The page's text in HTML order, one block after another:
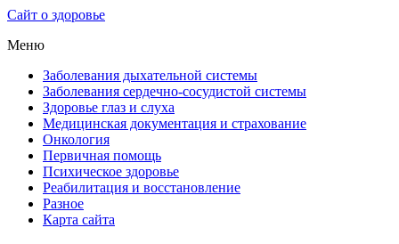
Сайт о здоровье
Меню
Заболевания дыхательной системы
Заболевания сердечно-сосудистой системы
Здоровье глаз и слуха
Медицинская документация и страхование
Онкология
Первичная помощь
Психическое здоровье
Реабилитация и восстановление
Разное
Карта сайта